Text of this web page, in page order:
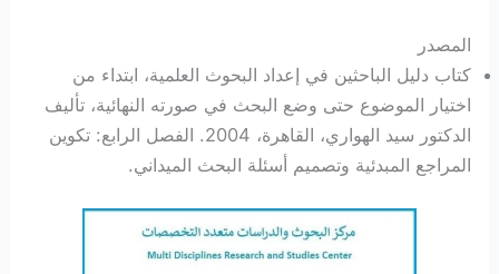
المصدر
كتاب دليل الباحثين في إعداد البحوث العلمية، ابتداء من
اختيار الموضوع حتى وضع البحث في صورته النهائية، تأليف
الدكتور سيد الهواري، القاهرة، 2004. الفصل الرابع: تكوين
المراجع المبدئية وتصميم أسئلة البحث الميداني.